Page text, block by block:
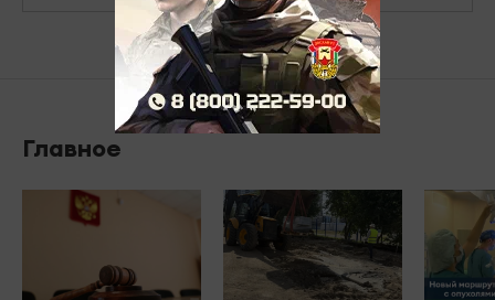
Главное